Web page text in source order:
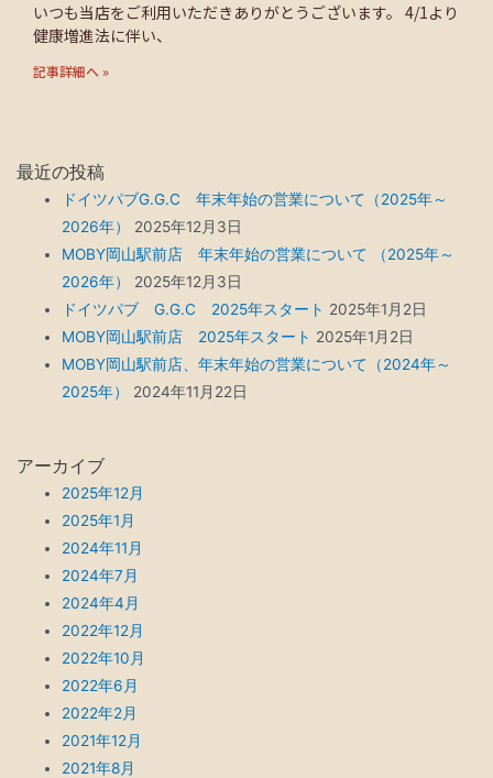
いつも当店をご利用いただきありがとうございます。 4/1より
健康増進法に伴い、
記事詳細へ »
最近の投稿
ドイツパブG.G.C 年末年始の営業について（2025年～
2026年）
2025年12月3日
MOBY岡山駅前店 年末年始の営業について （2025年～
2026年）
2025年12月3日
ドイツパブ G.G.C 2025年スタート 2025年1月2日
MOBY岡山駅前店 2025年スタート 2025年1月2日
MOBY岡山駅前店、年末年始の営業について（2024年～
2025年）
2024年11月22日
アーカイブ
2025年12月
2025年1月
2024年11月
2024年7月
2024年4月
2022年12月
2022年10月
2022年6月
2022年2月
2021年12月
2021年8月